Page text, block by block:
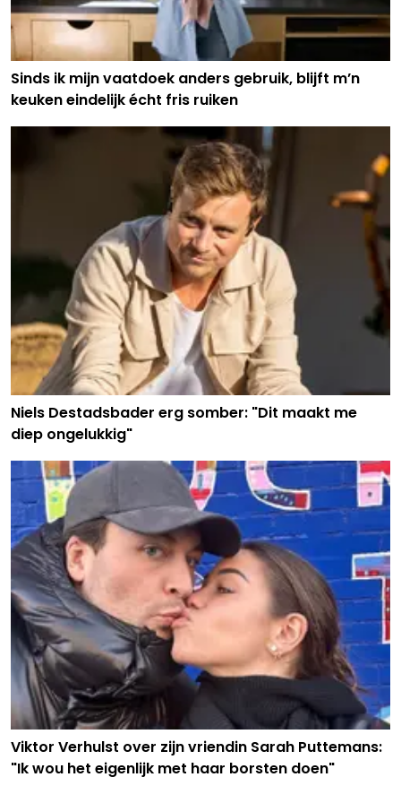
Sinds ik mijn vaatdoek anders gebruik, blijft m’n
keuken eindelijk écht fris ruiken
Niels Destadsbader erg somber: "Dit maakt me
diep ongelukkig"
Viktor Verhulst over zijn vriendin Sarah Puttemans:
"Ik wou het eigenlijk met haar borsten doen"